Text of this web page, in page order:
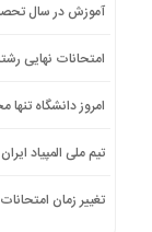
آموزش در سال
امتحانات نهایی رشته‌های
امروز دانشگاه
تیم ملی المپیاد
تغییر زمان